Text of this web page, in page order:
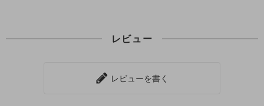
レビュー
レビューを書く